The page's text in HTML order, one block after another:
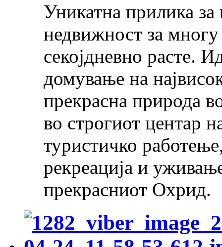
Уникатна прилика за
недвижност за
секојдневно расте.
домување на
прекрасна природа
во строгиот центар
туристичко
рекреација и
прекрасниот Охрид.